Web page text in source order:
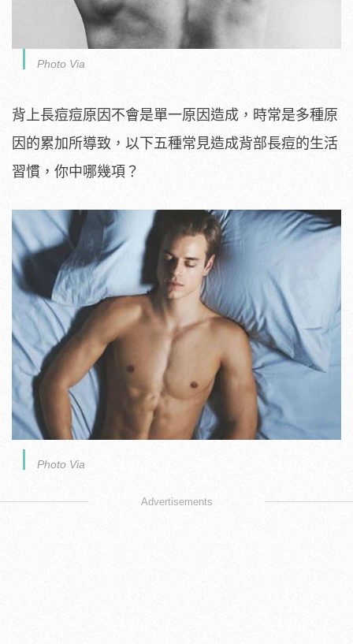
Photo Via
背上長痘痘原因不會是單一原因造成，時常是多種原
因的累加所導致，以下五種常見造成背部長痘的生活
習慣，你中哪幾項？
Photo Via
Advertisements